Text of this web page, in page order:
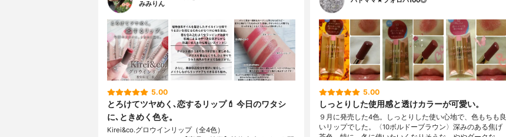
みみりん
5.00
とろけてツヤめく､恋するリップ💄 今日のワタシ
に､ときめく色を。
Kirei&co.グロウインリップ（全4色）
5.00
しっとりした使用感と透けカラーが可愛い。
９月に発売した4色。しっとりした使い心地で、色もちも良
いリップでした。〈10ボルドーブラウン〉深みのある焦げ